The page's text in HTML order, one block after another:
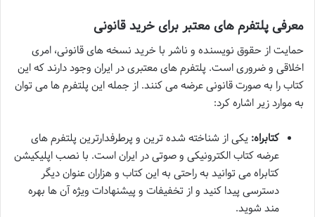
معرفی پلتفرم های معتبر برای خرید قانونی
حمایت از حقوق نویسنده و ناشر با خرید نسخه های قانونی، امری
اخلاقی و ضروری است. پلتفرم های معتبری در ایران وجود دارند که این
کتاب را به صورت قانونی عرضه می کنند. از جمله این پلتفرم ها می توان
به موارد زیر اشاره کرد:
کتابراه: یکی از شناخته شده ترین و پرطرفدارترین پلتفرم های
عرضه کتاب الکترونیکی و صوتی در ایران است. با نصب اپلیکیشن
کتابراه می توانید به راحتی به این کتاب و هزاران عنوان دیگر
دسترسی پیدا کنید و از تخفیفات و پیشنهادات ویژه آن ها بهره
مند شوید.